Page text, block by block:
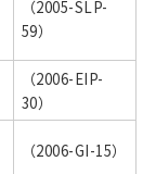
（2005-SLP-
59）
（2006-EIP-
30）
（2006-GI-15）